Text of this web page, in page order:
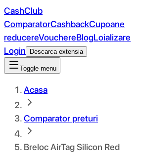
CashClub
ComparatorCashbackCupoane
reducereVouchereBlogLoializare
Login
Descarca extensia
Toggle menu
Acasa
Comparator preturi
Breloc AirTag Silicon Red